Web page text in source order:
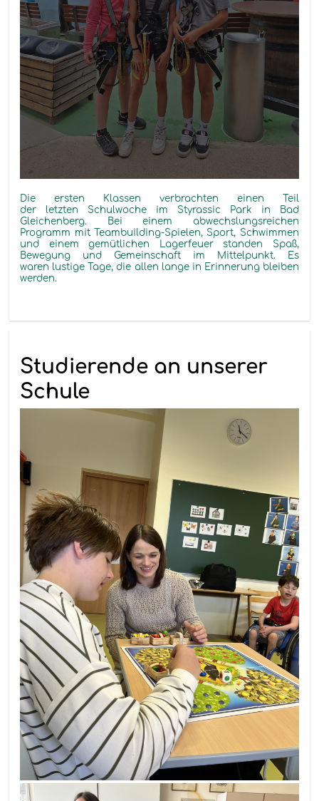
Die ersten Klassen verbrachten
einen Teil
der
letzten Schulwoche im Styrassic
Park in Bad
Gleichenberg. Bei einem abwechslungsreichen
Programm mit Teambuilding-Spielen, Sport, Schwimmen
und einem gemütlichen Lagerfeuer standen Spaß,
Bewegung und Gemeinschaft im Mittelpunkt. Es
waren lustige Tage, die allen lange in Erinnerung bleiben
werden.
Studierende an unserer
Schule